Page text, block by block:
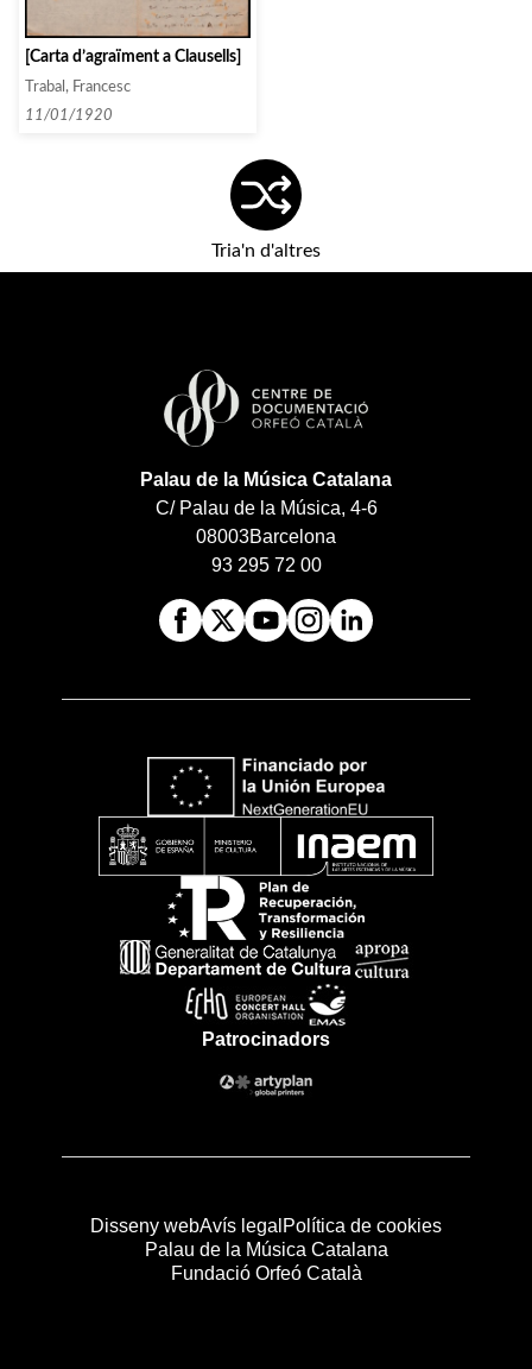
[Carta d’agraïment a Clausells]
Trabal, Francesc
11/01/1920
Tria'n d'altres
Palau de la Música Catalana
C/ Palau de la Música, 4-6
08003Barcelona
93 295 72 00
Patrocinadors
Disseny webAvís legal Política de cookies
Palau de la Música Catalana
Fundació Orfeó Català